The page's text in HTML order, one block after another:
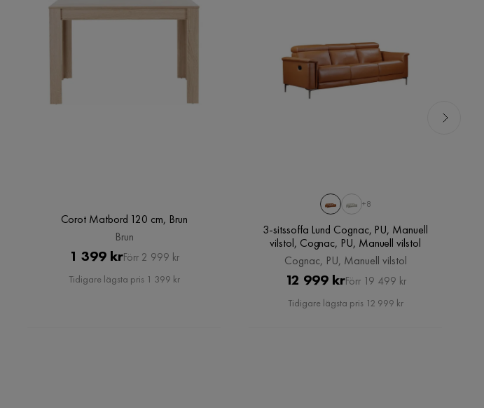
Corot Matbord 120 cm, Brun
Brun
Pris
1 399 krOriginal
Pris
Förr 2 999 kr
Tidigare lägsta pris 1 399 kr
+8
3-sitssoffa Lund Cognac, PU, Manuell
vilstol, Cognac, PU, Manuell vilstol
Cognac, PU, Manuell vilstol
Pris
12 999 krOriginal
Pris
Förr 19 499 kr
Tidigare lägsta pris 12 999 kr